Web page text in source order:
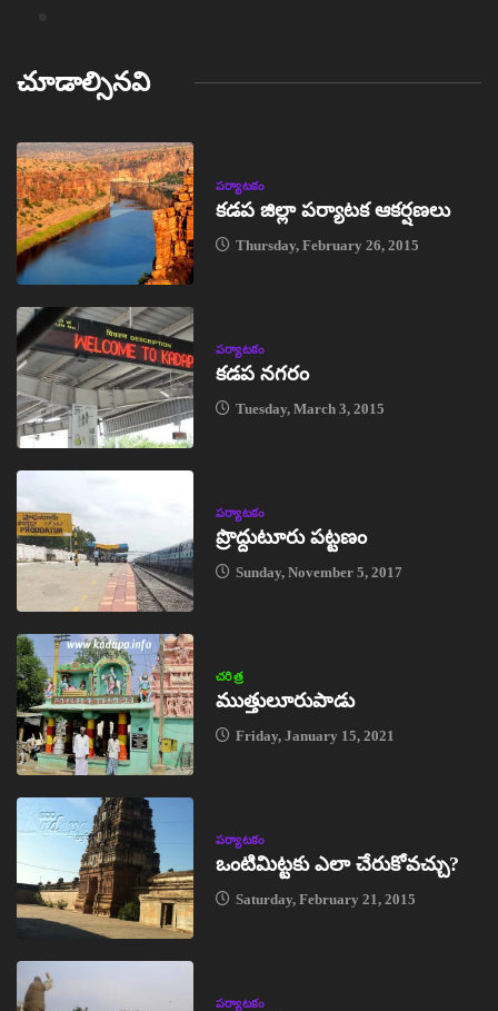
చూడాల్సినవి
పర్యాటకం
కడప జిల్లా పర్యాటక ఆకర్షణలు
Thursday, February 26, 2015
పర్యాటకం
కడప నగరం
Tuesday, March 3, 2015
పర్యాటకం
ప్రొద్దుటూరు పట్టణం
Sunday, November 5, 2017
చరిత్ర
ముత్తులూరుపాడు
Friday, January 15, 2021
పర్యాటకం
ఒంటిమిట్టకు ఎలా చేరుకోవచ్చు?
Saturday, February 21, 2015
పర్యాటకం